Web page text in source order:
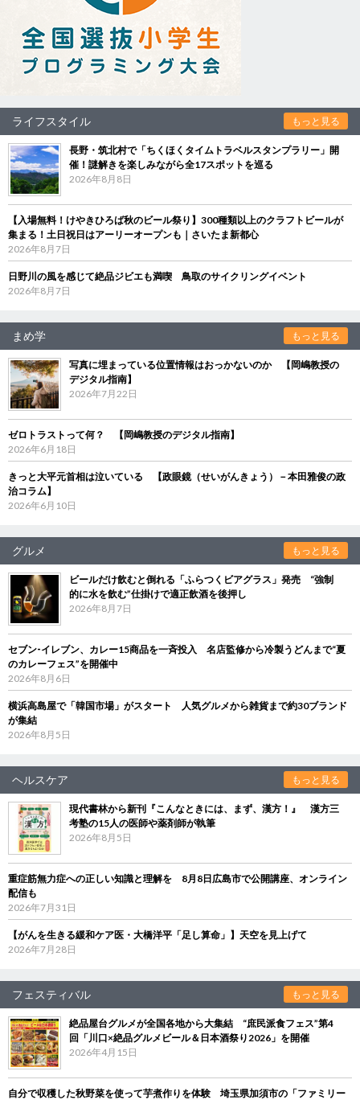
ライフスタイル もっと見る
長野・筑北村で「ちくほくタイムトラベルスタンプラリー」開
催！謎解きを楽しみながら全17スポットを巡る
2026年8月8日
【入場無料！けやきひろば秋のビール祭り】300種類以上のクラフトビールが
集まる！土日祝日はアーリーオープンも｜さいたま新都心
2026年8月7日
日野川の風を感じて絶品ジビエも満喫 鳥取のサイクリングイベント
2026年8月7日
まめ学 もっと見る
写真に埋まっている位置情報はおっかないのか 【岡嶋教授の
デジタル指南】
2026年7月22日
ゼロトラストって何？ 【岡嶋教授のデジタル指南】
2026年6月18日
きっと大平元首相は泣いている 【政眼鏡（せいがんきょう）－本田雅俊の政
治コラム】
2026年6月10日
グルメ もっと見る
ビールだけ飲むと倒れる「ふらつくビアグラス」発売 “強制
的に水を飲む”仕掛けで適正飲酒を後押し
2026年8月7日
セブン‐イレブン、カレー15商品を一斉投入 名店監修から冷製うどんまで“夏
のカレーフェス”を開催中
2026年8月6日
横浜高島屋で「韓国市場」がスタート 人気グルメから雑貨まで約30ブランド
が集結
2026年8月5日
ヘルスケア もっと見る
現代書林から新刊『こんなときには、まず、漢方！』 漢方三
考塾の15人の医師や薬剤師が執筆
2026年8月5日
重症筋無力症への正しい知識と理解を 8月8日広島市で公開講座、オンライン
配信も
2026年7月31日
【がんを生きる緩和ケア医・大橋洋平「足し算命」】天空を見上げて
2026年7月28日
フェスティバル もっと見る
絶品屋台グルメが全国各地から大集結 “庶民派食フェス”第4
回「川口×絶品グルメビール＆日本酒祭り2026」を開催
2026年4月15日
自分で収穫した秋野菜を使って芋煮作りを体験 埼玉県加須市の「ファミリー